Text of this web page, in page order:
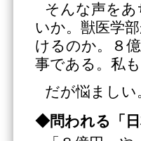
そんな声を
いか。獣医学
けるのか。８
事である。私も
だが悩まし
◆問われる「日